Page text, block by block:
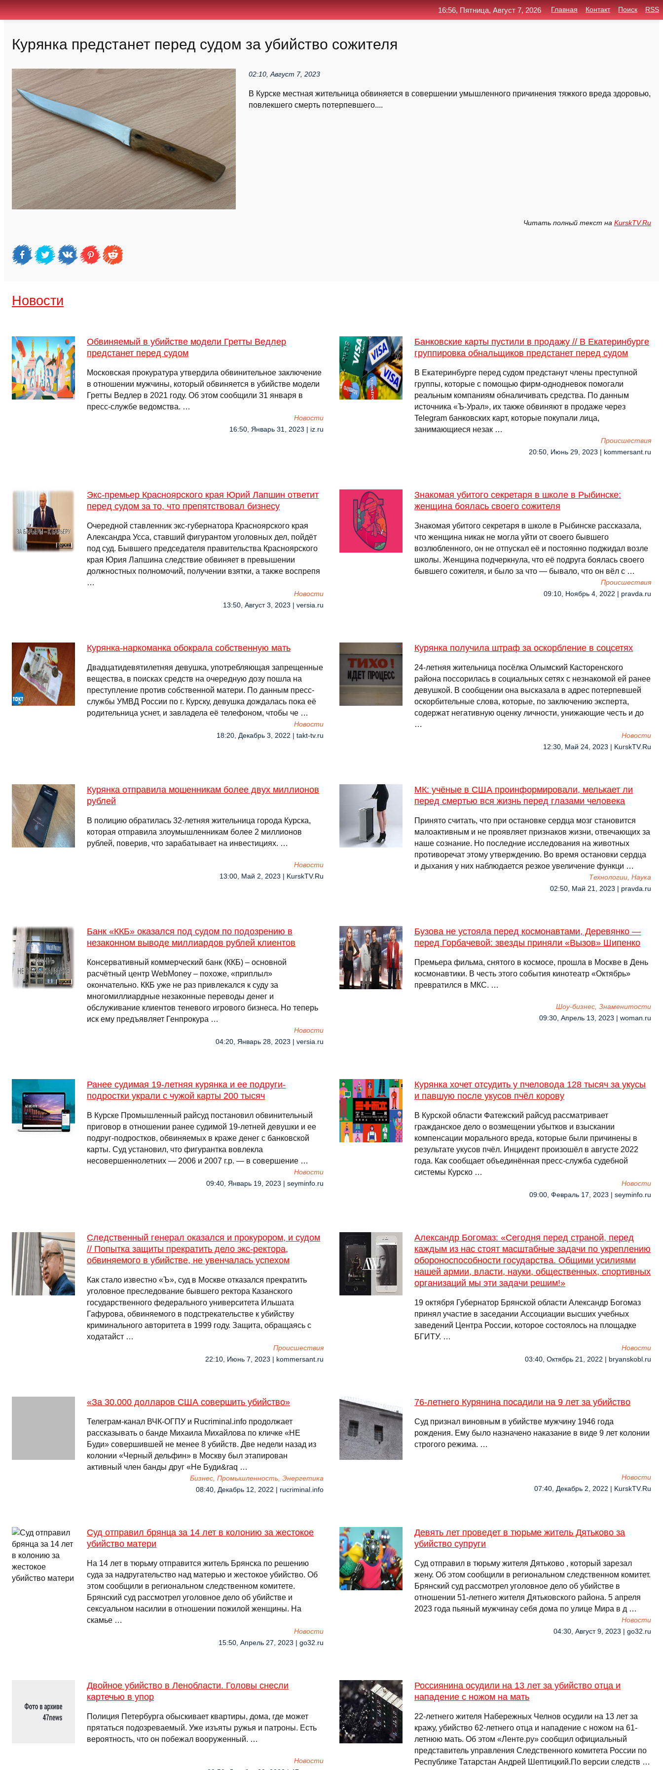
Курянка предстанет перед судом за убийство сожителя
02:10, Август 7, 2023
В Курске местная жительница обвиняется в совершении умышленного причинения тяжкого вреда здоровью,
повлекшего смерть потерпевшего....
Читать полный текст на KurskTV.Ru
Новости
Обвиняемый в убийстве модели Гретты Ведлер
предстанет перед судом
Московская прокуратура утвердила обвинительное заключение
в отношении мужчины, который обвиняется в убийстве модели
Гретты Ведлер в 2021 году. Об этом сообщили 31 января в
пресс-службе ведомства. …
Новости
16:50, Январь 31, 2023 | iz.ru
Банковские карты пустили в продажу // В Екатеринбурге
группировка обнальщиков предстанет перед судом
В Екатеринбурге перед судом предстанут члены преступной
группы, которые с помощью фирм-однодневок помогали
реальным компаниям обналичивать средства. По данным
источника «Ъ-Урал», их также обвиняют в продаже через
Telegram банковских карт, которые покупали лица,
занимающиеся незак …
Происшествия
20:50, Июнь 29, 2023 | kommersant.ru
Экс-премьер Красноярского края Юрий Лапшин ответит
перед судом за то, что препятствовал бизнесу
Очередной ставленник экс-губернатора Красноярского края
Александра Усса, ставший фигурантом уголовных дел, пойдёт
под суд. Бывшего председателя правительства Красноярского
края Юрия Лапшина следствие обвиняет в превышении
должностных полномочий, получении взятки, а также воспрепя
…
Новости
13:50, Август 3, 2023 | versia.ru
Знакомая убитого секретаря в школе в Рыбинске:
женщина боялась своего сожителя
Знакомая убитого секретаря в школе в Рыбинске рассказала,
что женщина никак не могла уйти от своего бывшего
возлюбленного, он не отпускал её и постоянно поджидал возле
школы. Женщина подчеркнула, что её подруга боялась своего
бывшего сожителя, и было за что — бывало, что он вёл с …
Происшествия
09:10, Ноябрь 4, 2022 | pravda.ru
Курянка-наркоманка обокрала собственную мать
Двадцатидевятилетняя девушка, употребляющая запрещенные
вещества, в поисках средств на очередную дозу пошла на
преступление против собственной матери. По данным пресс-
службы УМВД России по г. Курску, девушка дождалась пока её
родительница уснет, и завладела её телефоном, чтобы че …
Новости
18:20, Декабрь 3, 2022 | takt-tv.ru
Курянка получила штраф за оскорбление в соцсетях
24-летняя жительница посёлка Олымский Касторенского
района поссорилась в социальных сетях с незнакомой ей ранее
девушкой. В сообщении она высказала в адрес потерпевшей
оскорбительные слова, которые, по заключению эксперта,
содержат негативную оценку личности, унижающие честь и до
…
Новости
12:30, Май 24, 2023 | KurskTV.Ru
Курянка отправила мошенникам более двух миллионов
рублей
В полицию обратилась 32-летняя жительница города Курска,
которая отправила злоумышленникам более 2 миллионов
рублей, поверив, что зарабатывает на инвестициях. …
Новости
13:00, Май 2, 2023 | KurskTV.Ru
МК: учёные в США проинформировали, мелькает ли
перед смертью вся жизнь перед глазами человека
Принято считать, что при остановке сердца мозг становится
малоактивным и не проявляет признаков жизни, отвечающих за
наше сознание. Но последние исследования на животных
противоречат этому утверждению. Во время остановки сердца
и дыхания у них наблюдается резкое увеличение функци …
Технологии, Наука
02:50, Май 21, 2023 | pravda.ru
Банк «ККБ» оказался под судом по подозрению в
незаконном выводе миллиардов рублей клиентов
Консервативный коммерческий банк (ККБ) – основной
расчётный центр WebMoney – похоже, «приплыл»
окончательно. ККБ уже не раз привлекался к суду за
многомиллиардные незаконные переводы денег и
обслуживание клиентов теневого игрового бизнеса. Но теперь
иск ему предъявляет Генпрокура …
Новости
04:20, Январь 28, 2023 | versia.ru
Бузова не устояла перед космонавтами, Деревянко —
перед Горбачевой: звезды приняли «Вызов» Шипенко
Премьера фильма, снятого в космосе, прошла в Москве в День
космонавтики. В честь этого события кинотеатр «Октябрь»
превратился в МКС. …
Шоу-бизнес, Знаменитости
09:30, Апрель 13, 2023 | woman.ru
Ранее судимая 19-летняя курянка и ее подруги-
подростки украли с чужой карты 200 тысяч
В Курске Промышленный райсуд постановил обвинительный
приговор в отношении ранее судимой 19-летней девушки и ее
подруг-подростков, обвиняемых в краже денег с банковской
карты. Суд установил, что фигурантка вовлекла
несовершеннолетних — 2006 и 2007 г.р. — в совершение …
Новости
09:40, Январь 19, 2023 | seyminfo.ru
Курянка хочет отсудить у пчеловода 128 тысяч за укусы
и павшую после укусов пчёл корову
В Курской области Фатежский райсуд рассматривает
гражданское дело о возмещении убытков и взыскании
компенсации морального вреда, которые были причинены в
результате укусов пчёл. Инцидент произошёл в августе 2022
года. Как сообщает объединённая пресс-служба судебной
системы Курско …
Новости
09:00, Февраль 17, 2023 | seyminfo.ru
Следственный генерал оказался и прокурором, и судом
// Попытка защиты прекратить дело экс-ректора,
обвиняемого в убийстве, не увенчалась успехом
Как стало известно «Ъ», суд в Москве отказался прекратить
уголовное преследование бывшего ректора Казанского
государственного федерального университета Ильшата
Гафурова, обвиняемого в подстрекательстве к убийству
криминального авторитета в 1999 году. Защита, обращаясь с
ходатайст …
Происшествия
22:10, Июнь 7, 2023 | kommersant.ru
Александр Богомаз: «Сегодня перед страной, перед
каждым из нас стоят масштабные задачи по укреплению
обороноспособности государства. Общими усилиями
нашей армии, власти, науки, общественных, спортивных
организаций мы эти задачи решим!»
19 октября Губернатор Брянской области Александр Богомаз
принял участие в заседании Ассоциации высших учебных
заведений Центра России, которое состоялось на площадке
БГИТУ. …
Новости
03:40, Октябрь 21, 2022 | bryanskobl.ru
«За 30.000 долларов США совершить убийство»
Телеграм-канал ВЧК-ОГПУ и Rucriminal.info продолжает
рассказывать о банде Михаила Михайлова по кличке «НЕ
Буди» совершившей не менее 8 убийств. Две недели назад из
колонии «Черный дельфин» в Москву был этапирован
активный член банды друг «Не Буди&raq …
Бизнес, Промышленность, Энергетика
08:40, Декабрь 12, 2022 | rucriminal.info
76-летнего Курянина посадили на 9 лет за убийство
Суд признал виновным в убийстве мужчину 1946 года
рождения. Ему было назначено наказание в виде 9 лет колонии
строгого режима. …
Новости
07:40, Декабрь 2, 2022 | KurskTV.Ru
Суд отправил брянца за 14 лет в колонию за жестокое
убийство матери
На 14 лет в тюрьму отправится житель Брянска по решению
суда за надругательство над матерью и жестокое убийство. Об
этом сообщили в региональном следственном комитете.
Брянский суд рассмотрел уголовное дело об убийстве и
сексуальном насилии в отношении пожилой женщины. На
скамье …
Новости
15:50, Апрель 27, 2023 | go32.ru
Девять лет проведет в тюрьме житель Дятьково за
убийство супруги
Суд отправил в тюрьму жителя Дятьково , который зарезал
жену. Об этом сообщили в региональном следственном комитет.
Брянский суд рассмотрел уголовное дело об убийстве в
отношении 51-летнего жителя Дятьковского района. 5 апреля
2023 года пьяный мужчинау себя дома по улице Мира в д …
Новости
04:30, Август 9, 2023 | go32.ru
Двойное убийство в Ленобласти. Головы снесли
картечью в упор
Полиция Петербурга обыскивает квартиры, дома, где может
прятаться подозреваемый. Уже изъяты ружья и патроны. Есть
вероятность, что он побежал вооруженный. …
Новости
Россиянина осудили на 13 лет за убийство отца и
нападение с ножом на мать
22-летнего жителя Набережных Челнов осудили на 13 лет за
кражу, убийство 62-летнего отца и нападение с ножом на 61-
летнюю мать. Об этом «Ленте.ру» сообщил официальный
представитель управления Следственного комитета России по
Республике Татарстан Андрей Шептицкий.По версии следств …
16:56, Пятница, Август 7, 2026 Главная Контакт Поиск RSS